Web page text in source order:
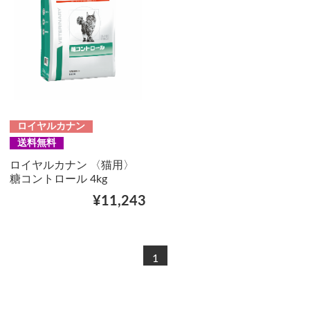
ロイヤルカナン
送料無料
ロイヤルカナン 〈猫用〉
糖コントロール 4kg
¥11,243
1